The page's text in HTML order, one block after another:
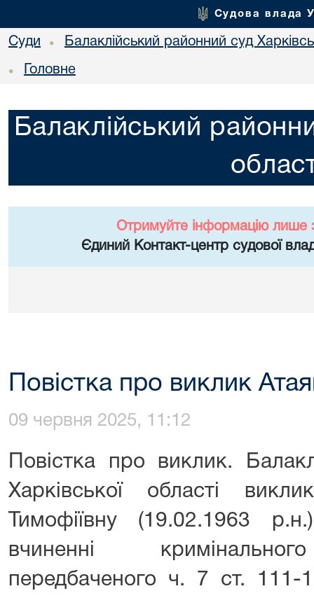
Судова влада
Суди • Балаклійський районний суд
• Головне
Балаклійський
Отримуйте інформацію лише
Єдиний Контакт-центр судової
Повістка про виклик
09 червня 2025, 11:12
Повістка про виклик.
Харківської області
Тимофіївну (19.02.1963
вчиненні
передбаченого ч. 7 ст.